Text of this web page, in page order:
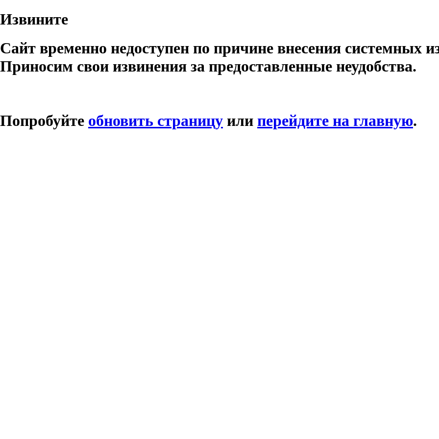
Извините
Сайт временно недоступен по причине внесения системных
Приносим свои извинения за предоставленные неудобства.
Попробуйте обновить страницу или перейдите на главную.